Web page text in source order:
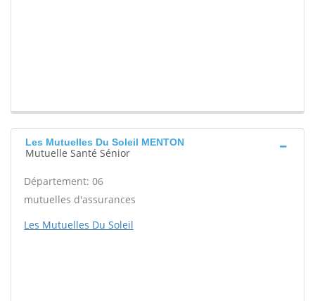
Les Mutuelles Du Soleil MENTON
Mutuelle Santé Sénior
Département: 06
mutuelles d'assurances
Les Mutuelles Du Soleil